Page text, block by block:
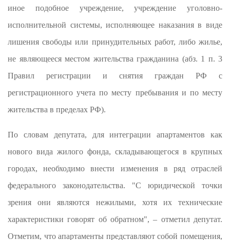
иное подобное учреждение, учреждение уголовно-
исполнительной системы, исполняющее наказания в виде
лишения свободы или принудительных работ, либо жилье,
не являющееся местом жительства гражданина (абз. 1 п. 3
Правил регистрации и снятия граждан РФ с
регистрационного учета по месту пребывания и по месту
жительства в пределах РФ).
По словам депутата, для интеграции апартаментов как
нового вида жилого фонда, складывающегося в крупных
городах, необходимо внести изменения в ряд отраслей
федерального законодательства. "С юридической точки
зрения они являются нежилыми, хотя их технические
характеристики говорят об обратном", – отметил депутат.
Отметим, что апартаменты представляют собой помещения,